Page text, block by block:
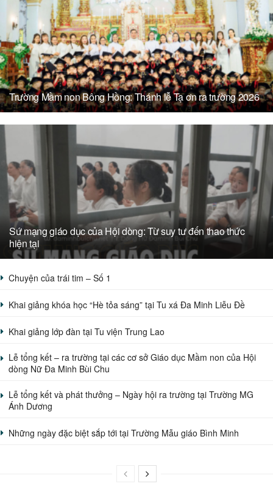
Trường Mầm non Bông Hồng: Thánh lễ Tạ ơn ra trường 2026
Sứ mạng giáo dục của Hội dòng: Từ suy tư đến thao thức
hiện tại
Chuyện của trái tim – Số 1
Khai giảng khóa học “Hè tỏa sáng” tại Tu xá Đa Minh Liễu Đề
Khai giảng lớp đàn tại Tu viện Trung Lao
Lễ tổng kết – ra trường tại các cơ sở Giáo dục Mầm non của Hội
dòng Nữ Đa Minh Bùi Chu
Lễ tổng kết và phát thưởng – Ngày hội ra trường tại Trường MG
Ánh Dương
Những ngày đặc biệt sắp tới tại Trường Mẫu giáo Bình Minh